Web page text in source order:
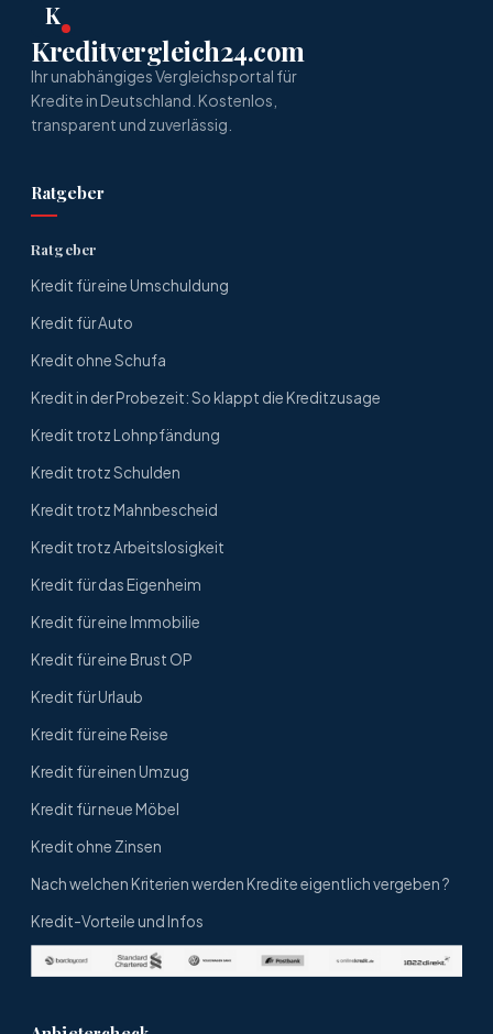
K
Kreditvergleich24.com
Ihr unabhängiges Vergleichsportal für
Kredite in Deutschland. Kostenlos,
transparent und zuverlässig.
Ratgeber
Ratgeber
Kredit für eine Umschuldung
Kredit für Auto
Kredit ohne Schufa
Kredit in der Probezeit: So klappt die Kreditzusage
Kredit trotz Lohnpfändung
Kredit trotz Schulden
Kredit trotz Mahnbescheid
Kredit trotz Arbeitslosigkeit
Kredit für das Eigenheim
Kredit für eine Immobilie
Kredit für eine Brust OP
Kredit für Urlaub
Kredit für eine Reise
Kredit für einen Umzug
Kredit für neue Möbel
Kredit ohne Zinsen
Nach welchen Kriterien werden Kredite eigentlich vergeben ?
Kredit-Vorteile und Infos